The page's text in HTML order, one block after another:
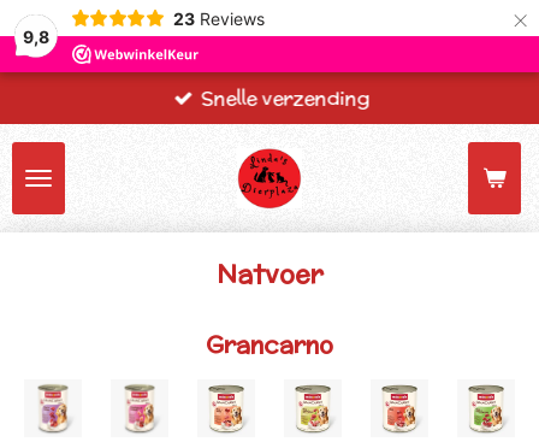
9,8
23 Reviews ×
Snelle verzending
Natvoer
Grancarno